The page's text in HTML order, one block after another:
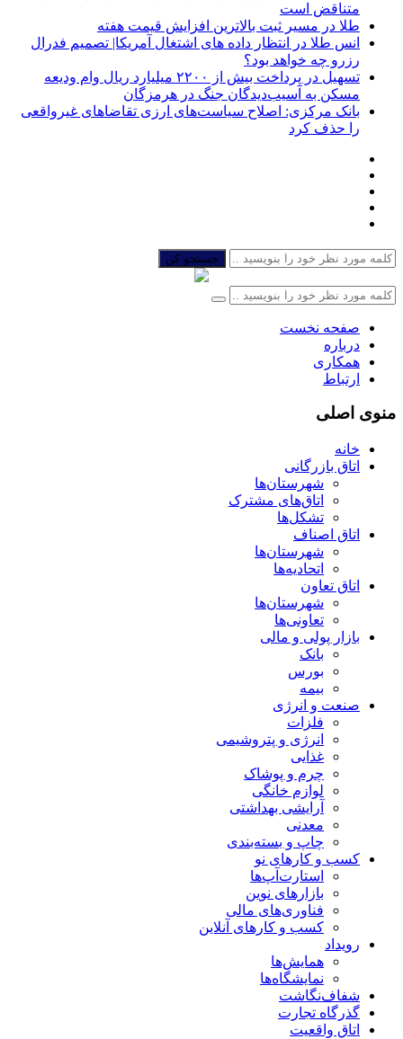
متناقض است
طلا در مسیر ثبت بالاترین افزایش قیمت هفته
انس طلا در انتظار داده های اشتغال آمریکا| تصمیم فدرال
رزرو چه خواهد بود؟
تسهیل در پرداخت بیش از ۲۲۰۰ میلیارد ریال وام ودیعه
مسکن به آسیب‌دیدگان جنگ در هرمزگان
بانک مرکزی: اصلاح سیاست‌های ارزی تقاضاهای غیرواقعی
را حذف کرد
جستجو کن
صفحه نخست
درباره
همکاری
ارتباط
منوی اصلی
خانه
اتاق بازرگانی
شهرستان‌ها
اتاق‌های مشترک
تشکل‌ها
اتاق اصناف
شهرستان‌ها
اتحادیه‌ها
اتاق تعاون
شهرستان‌ها
تعاونی‌ها
بازار پولی و مالی
بانک
بورس
بیمه
صنعت و انرژی
فلزات
انرژی و پتروشیمی
غذایی
چرم و پوشاک
لوازم خانگی
آرایشی بهداشتی
معدنی
چاپ و بسته‌بندی
کسب و کارهای نو
استارت‌آپ‌ها
بازارهای نوین
فناوری‌های مالی
کسب و کارهای آنلاین
رویداد
همایش‌ها
نمایشگاه‌ها
شفاف‌نگاشت
گذرگاه تجارت
اتاق واقعیت